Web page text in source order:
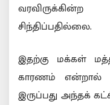
சிந்திப்பதில்லை.
இதற்கு மக்கள்
காரணம் என்றால்
இருப்பது அந்தக்